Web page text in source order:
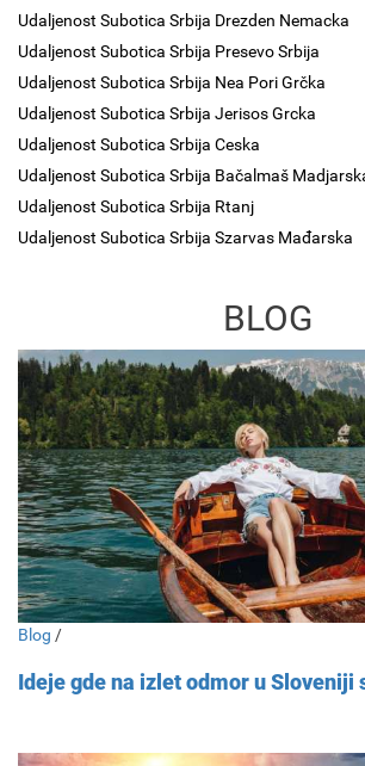
Udaljenost Subotica Srbija Drezden Nemacka
Udaljenost Subotica Srbija Presevo Srbija
Udaljenost Subotica Srbija Nea Pori Grčka
Udaljenost Subotica Srbija Jerisos Grcka
Udaljenost Subotica Srbija Ceska
Udaljenost Subotica Srbija Bačalmaš
Udaljenost Subotica Srbija Rtanj
Udaljenost Subotica Srbija Szarvas Mađarska
BLOG
Blog /
Ideje gde na izlet odmor u Sloveniji